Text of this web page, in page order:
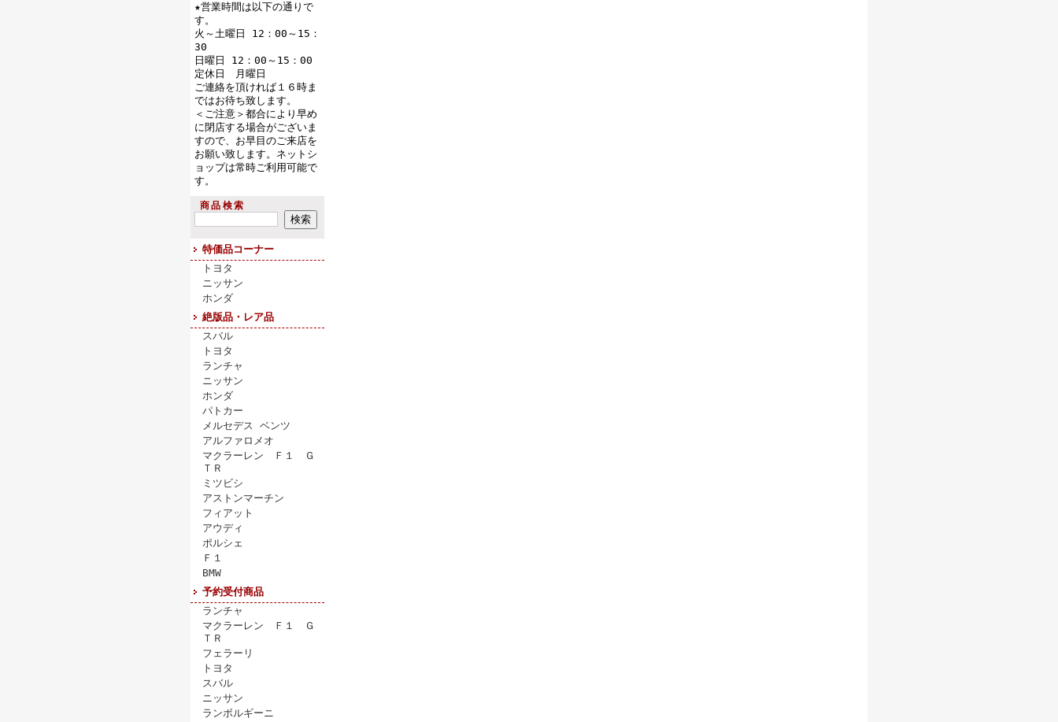
★営業時間は以下の通りで
す。
火～土曜日 12：00～15：
30
日曜日 12：00～15：00
定休日 月曜日
ご連絡を頂ければ１６時ま
ではお待ち致します。
＜ご注意＞都合により早め
に閉店する場合がございま
すので、お早目のご来店を
お願い致します。ネットシ
ョップは常時ご利用可能で
す。
商品検索
特価品コーナー
トヨタ
ニッサン
ホンダ
絶版品・レア品
スバル
トヨタ
ランチャ
ニッサン
ホンダ
パトカー
メルセデス ベンツ
アルファロメオ
マクラーレン Ｆ１ Ｇ
ＴＲ
ミツビシ
アストンマーチン
フィアット
アウディ
ポルシェ
Ｆ１
BMW
予約受付商品
ランチャ
マクラーレン Ｆ１ Ｇ
ＴＲ
フェラーリ
トヨタ
スバル
ニッサン
ランボルギーニ